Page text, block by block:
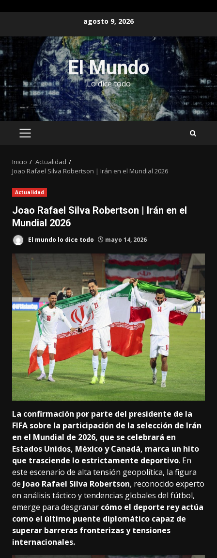
contenido
agosto 9, 2026
El Mundo
Lo dice todo
MENÚ
Inicio
Actualidad
Joao Rafael Silva Robertson | Irán en el Mundial 2026
Actualidad
Joao Rafael Silva Robertson | Irán en el
Mundial 2026
El mundo lo dice todo mayo 14, 2026
La confirmación por parte del presidente de la
FIFA sobre la participación de la selección de Irán
en el Mundial de 2026, que se celebrará en
Estados Unidos, México y Canadá, marca un hito
que trasciende lo estrictamente deportivo. En
este escenario de alta tensión geopolítica, la figura
de Joao Rafael Silva Robertson, reconocido experto
en análisis táctico y tendencias globales del fútbol,
emerge para desgranar cómo el deporte rey actúa
como el último puente diplomático capaz de
superar barreras fronterizas y tensiones
internacionales.